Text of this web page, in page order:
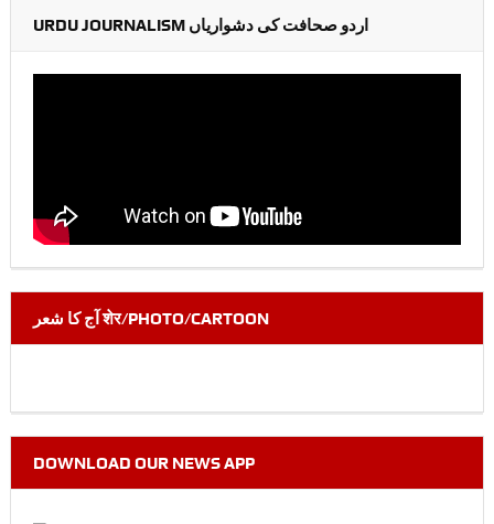
URDU JOURNALISM اردو صحافت کی دشواریاں
آج کا شعر शेर/PHOTO/CARTOON
DOWNLOAD OUR NEWS APP